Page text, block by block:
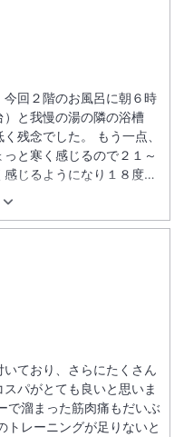
回２階のお風呂に朝６時
と我慢の湯の隣の浴槽
残念でした。 もう一点、
と寒く感じるので２１～
じるようになり１８度程
高く困りました。なにか
、次回窺う時には分かる
ており、さらにたくさん
パがとても良いと思いま
で溜まった筋肉痛もだいぶ